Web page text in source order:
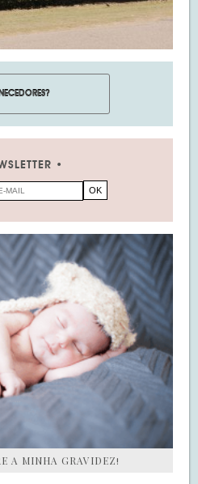
A MINHA GRAVIDEZ!